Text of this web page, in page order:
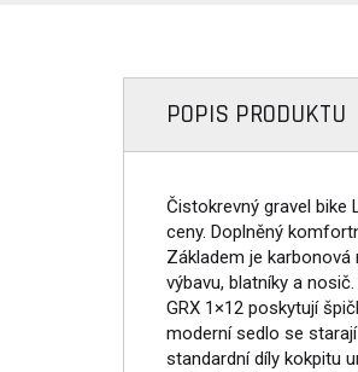
POPIS PRODUKTU
Čistokrevný gravel bike
ceny. Doplněný
Základem je
výbavu, blatníky a
GRX 1×12 poskytují
moderní sedlo se
standardní díly kokpitu